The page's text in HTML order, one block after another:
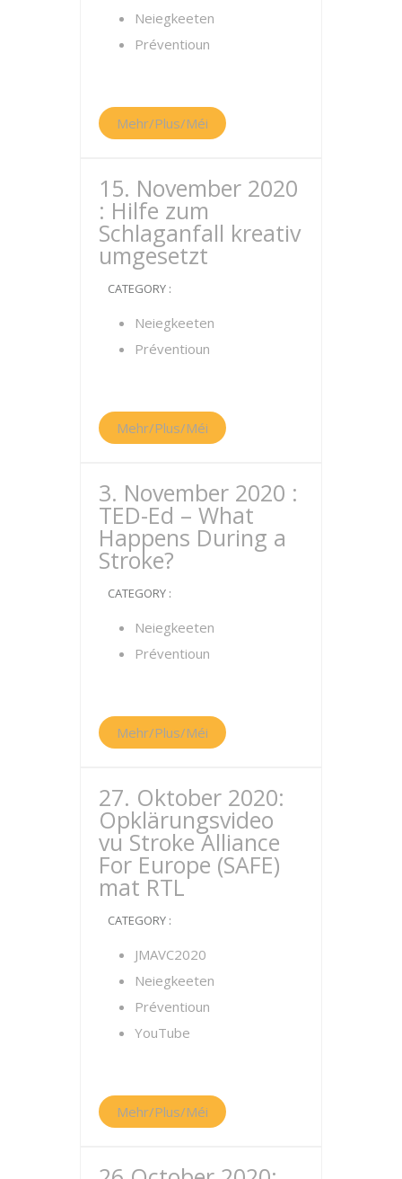
Neiegkeeten
Préventioun
Mehr/Plus/Méi
15. November 2020
: Hilfe zum
Schlaganfall kreativ
umgesetzt
CATEGORY :
Neiegkeeten
Préventioun
Mehr/Plus/Méi
3. November 2020 :
TED-Ed – What
Happens During a
Stroke?
CATEGORY :
Neiegkeeten
Préventioun
Mehr/Plus/Méi
27. Oktober 2020:
Opklärungsvideo
vu Stroke Alliance
For Europe (SAFE)
mat RTL
CATEGORY :
JMAVC2020
Neiegkeeten
Préventioun
YouTube
Mehr/Plus/Méi